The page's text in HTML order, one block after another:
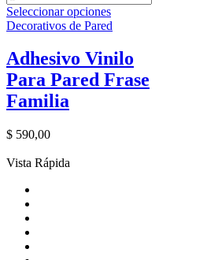
Seleccionar opciones
Decorativos de Pared
Adhesivo Vinilo
Para Pared Frase
Familia
$ 590,00
Vista Rápida